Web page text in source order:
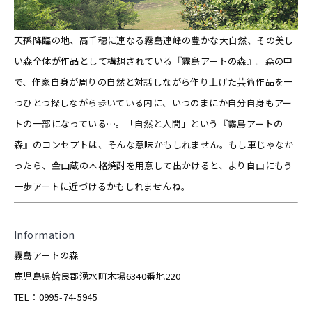
天孫降臨の地、高千穂に連なる霧島連峰の豊かな大自然、その美し
い森全体が作品として構想されている『霧島アートの森』。森の中
で、作家自身が周りの自然と対話しながら作り上げた芸術作品を一
つひとつ探しながら歩いている内に、いつのまにか自分自身もアー
トの一部になっている…。「自然と人間」という『霧島アートの
森』のコンセプトは、そんな意味かもしれません。もし車じゃなか
ったら、金山蔵の本格焼酎を用意して出かけると、より自由にもう
一歩アートに近づけるかもしれませんね。
Information
霧島アートの森
鹿児島県姶良郡湧水町木場6340番地220
TEL：0995-74-5945